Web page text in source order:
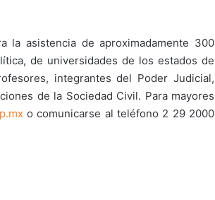
la asistencia de aproximadamente 300
de universidades de los estados de
integrantes del Poder Judicial,
de la Sociedad Civil. Para mayores
o comunicarse al teléfono 2 29 2000